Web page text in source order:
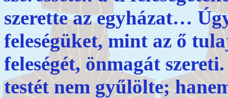
szerette az egyházat…
feleségüket, mint az ő
feleségét, önmagát
testét nem gyűlölte;